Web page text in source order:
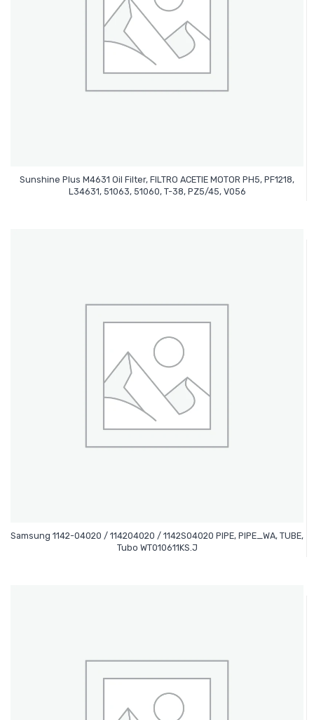
Sunshine Plus M4631 Oil Filter, FILTRO ACETIE MOTOR PH5, PF1218,
L34631, 51063, 51060, T-38, PZ5/45, V056
Leer Más
Samsung 1142-04020 / 114204020 / 1142S04020 PIPE, PIPE_WA, TUBE,
Tubo WT010611KS.J
Leer Más